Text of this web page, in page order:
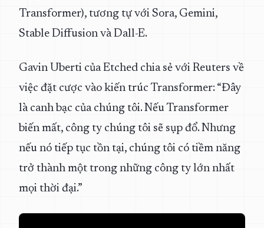
Transformer), tương tự với Sora, Gemini,
Stable Diffusion và Dall-E.
Gavin Uberti của Etched chia sẻ với Reuters về
việc đặt cược vào kiến trúc Transformer: “Đây
là canh bạc của chúng tôi. Nếu Transformer
biến mất, công ty chúng tôi sẽ sụp đổ. Nhưng
nếu nó tiếp tục tồn tại, chúng tôi có tiềm năng
trở thành một trong những công ty lớn nhất
mọi thời đại.”